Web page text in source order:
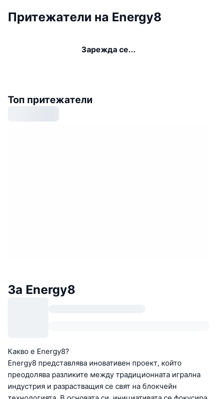
Притежатели на Energy8
Зарежда се...
Топ притежатели
За Energy8
Какво е Energy8?
Energy8 представлява иновативен проект, който
преодолява разликите между традиционната игрална
индустрия и разрастващия се свят на блокчейн